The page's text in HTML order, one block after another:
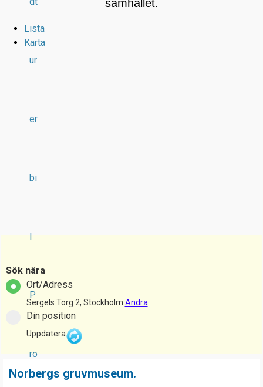
ur
er
bi
l
P
ro
samhället.
Lista
Karta
Sök nära
Ort/Adress
Sergels Torg 2, Stockholm Ändra
Din position
Uppdatera
Norbergs gruvmuseum.
P